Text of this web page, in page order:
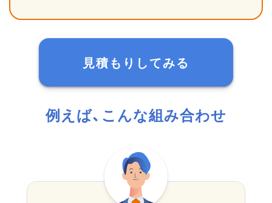
見積もりしてみる
例えば、こんな組み合わせ